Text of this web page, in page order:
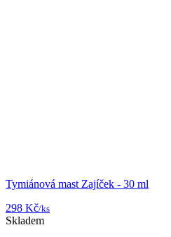
Tymiánová mast Zajíček - 30 ml
298 Kč/ks
Skladem